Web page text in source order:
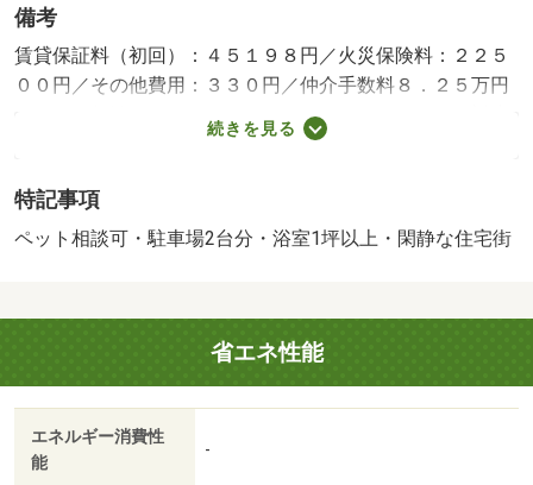
備考
賃貸保証料（初回）：４５１９８円／火災保険料：２２５
００円／その他費用：３３０円／仲介手数料８．２５万円
／ペット相談／バストイレ別／エアコン／ガスコンロ対応
／クロゼット／フローリング／シャワー付洗面台／室内洗
焚機能浴室／温水洗浄便座／洗面所独立／押入／即入居可
／閑静な住宅地／３口以上コンロ／ペット相談／駐車場１
積３０坪以上／ＬＤＫ１８畳以上／和室８畳以上／プロパ
ンガス／洗面所に窓／洗面所にドア／盛岡市立渋民小学校
（小学校）まで５９４ｍ／盛岡市立渋民中学校（中学校）
まで１０３９ｍ／渋民保育園（幼稚園・保育園）まで５０
９ｍ／渋民郵便局（郵便局）まで１３７ｍ／渋民図書館
（図書館）まで１０４２ｍ／渋民運動公園（公園）まで１
続きを見る
特記事項
ペット相談可・駐車場2台分・浴室1坪以上・閑静な住宅街
省エネ性能
エネルギー消費性
能
-